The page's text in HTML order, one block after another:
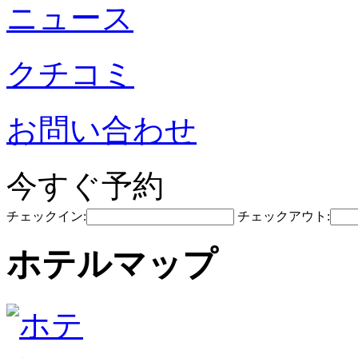
ニュース
クチコミ
お問い合わせ
今すぐ予約
チェックイン: チェックアウト:
ホテルマップ